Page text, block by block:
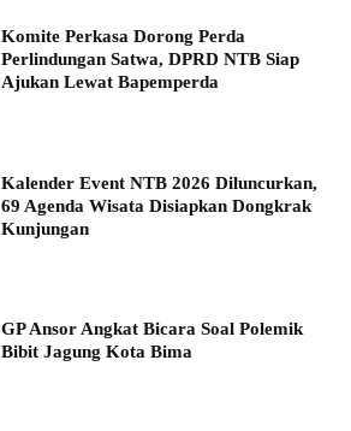
Komite Perkasa Dorong Perda
Perlindungan Satwa, DPRD NTB Siap
Ajukan Lewat Bapemperda
Kalender Event NTB 2026 Diluncurkan,
69 Agenda Wisata Disiapkan Dongkrak
Kunjungan
GP Ansor Angkat Bicara Soal Polemik
Bibit Jagung Kota Bima